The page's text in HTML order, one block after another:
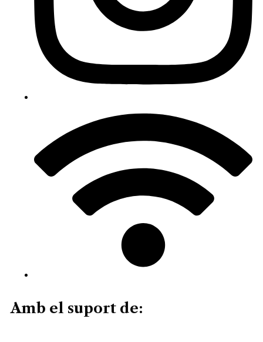
Amb el suport de: